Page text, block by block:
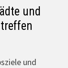
und
und